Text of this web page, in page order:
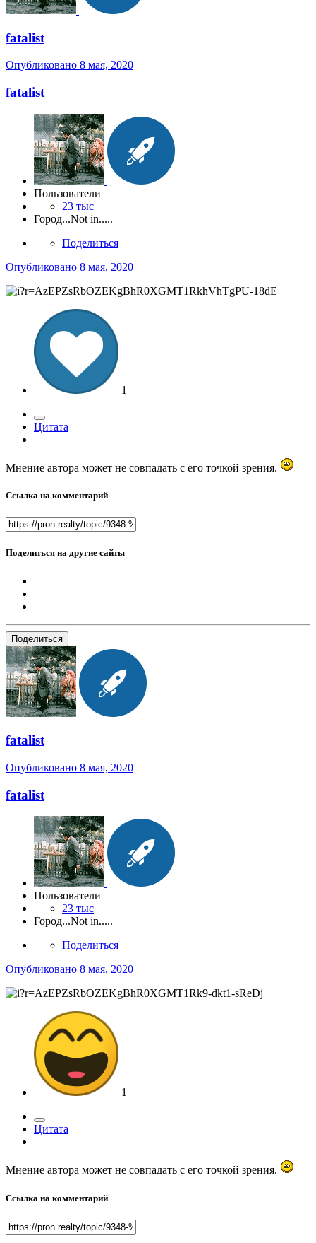
fatalist
Опубликовано 8 мая, 2020
fatalist
Пользователи
23 тыс
Город...Not in.....
Поделиться
Опубликовано 8 мая, 2020
1
Цитата
Мнение автора может не совпадать с его точкой зрения.
Ссылка на комментарий
Поделиться на другие сайты
Поделиться
fatalist
Опубликовано 8 мая, 2020
fatalist
Пользователи
23 тыс
Город...Not in.....
Поделиться
Опубликовано 8 мая, 2020
1
Цитата
Мнение автора может не совпадать с его точкой зрения.
Ссылка на комментарий